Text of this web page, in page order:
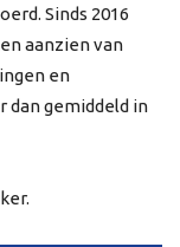
Sinds 2016
aanzien van
en
dan gemiddeld in